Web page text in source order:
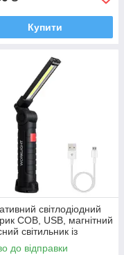
Купити
світлодіодний
COB, USB, магнітний
світильник із
акумулятором
до відправки